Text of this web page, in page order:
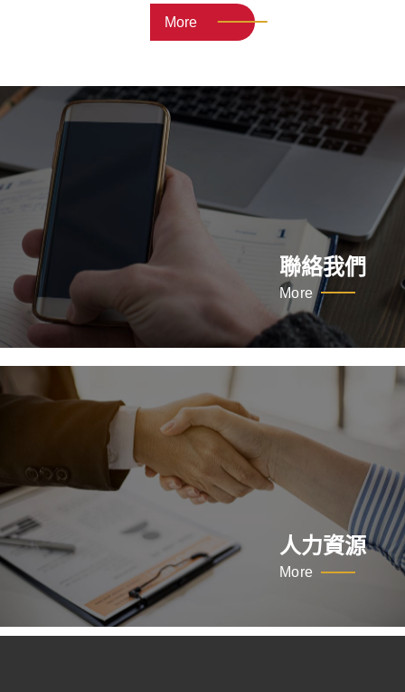
More
聯絡我們
More
人力資源
More